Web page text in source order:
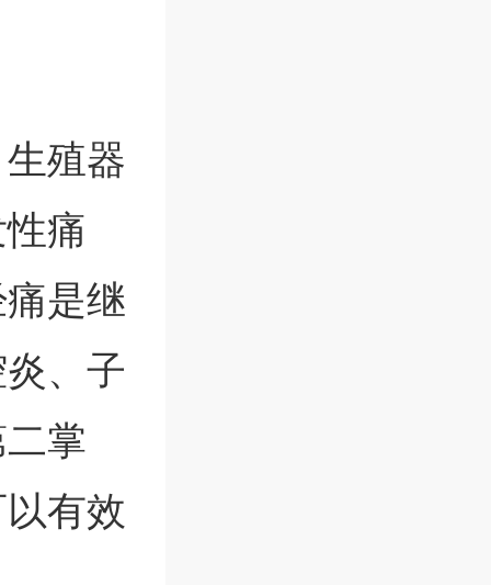
殖器
痛
是继
、子
掌
有效